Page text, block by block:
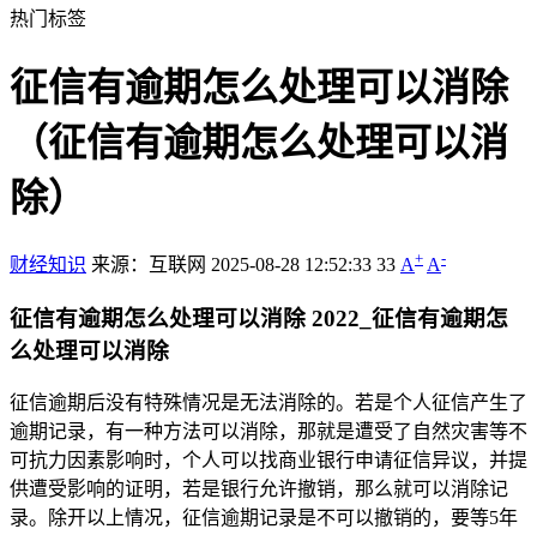
热门标签
征信有逾期怎么处理可以消除
（征信有逾期怎么处理可以消
除）
财经知识 来源：互联网 2025-08-28 12:52:33 33 A+ A-
征信有逾期怎么处理可以消除 2022_征信有逾期怎
么处理可以消除
征信逾期后没有特殊情况是无法消除的。若是个人征信产生了
逾期记录，有一种方法可以消除，那就是遭受了自然灾害等不
可抗力因素影响时，个人可以找商业银行申请征信异议，并提
供遭受影响的证明，若是银行允许撤销，那么就可以消除记
录。除开以上情况，征信逾期记录是不可以撤销的，要等5年